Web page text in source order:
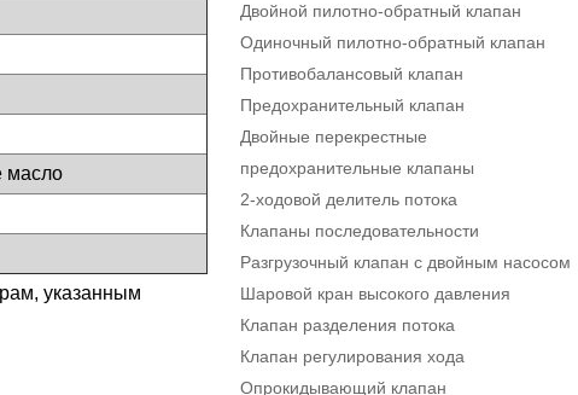
Двойной пилотно-обратный клапан
Одиночный пилотно-обратный клапан
Противобалансовый клапан
Предохранительный клапан
Двойные перекрестные
предохранительные клапаны
2-ходовой делитель потока
Клапаны последовательности
Разгрузочный клапан с двойным насосом
Шаровой кран высокого давления
Клапан разделения потока
Клапан регулирования хода
Опрокидывающий клапан
масло
указанным